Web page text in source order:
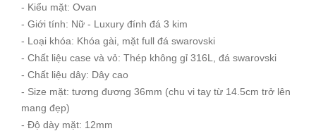
- Kiểu mặt: Ovan
- Giới tính: Nữ - Luxury đính đá 3 kim
- Loại khóa: Khóa gài, mặt full đá swarovski
- Chất liệu case và vỏ: Thép không gỉ 316L, đá swarovski
- Chất liệu dây: Dây cao
- Size mặt: tương đương 36mm (chu vi tay từ 14.5cm trở lên
mang đẹp)
- Độ dày mặt: 12mm